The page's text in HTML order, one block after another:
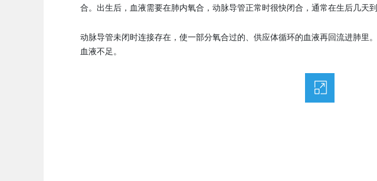
合。出生后，血液需要在肺内氧合，动脉导管正常时很快闭合，通常在生后几天到
动脉导管未闭时连接存在，使一部分氧合过的、供应体循环的血液再回流进肺里
血液不足。